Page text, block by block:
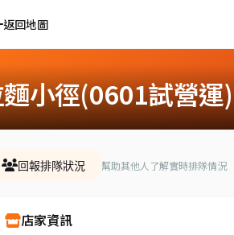
返回地圖
小徑(0601試營運)
回報排隊狀況 幫助其他人了解實時排隊情況
店家資訊